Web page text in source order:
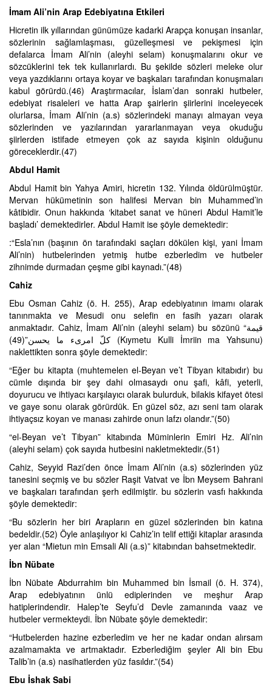
İmam Ali’nin Arap Edebiyatına Etkileri
Hicretin ilk yıllarından günümüze kadarki Arapça konuşan insanlar,
sözlerinin sağlamlaşması, güzelleşmesi ve pekişmesi için
defalarca İmam Ali’nin (aleyhi selam) konuşmalarını okur ve
sözcüklerini tek tek kullanırlardı. Bu şekilde sözleri meleke olur
veya yazdıklarını ortaya koyar ve başkaları tarafından konuşmaları
kabul görürdü.(46) Araştırmacılar, İslam’dan sonraki hutbeler,
edebiyat risaleleri ve hatta Arap şairlerin şiirlerini inceleyecek
olurlarsa, İmam Ali’nin (a.s) sözlerindeki manayı almayan veya
sözlerinden ve yazılarından yararlanmayan veya okuduğu
şiirlerden istifade etmeyen çok az sayıda kişinin olduğunu
göreceklerdir.(47)
Abdul Hamit
Abdul Hamit bin Yahya Amiri, hicretin 132. Yılında öldürülmüştür.
Mervan hükümetinin son halifesi Mervan bin Muhammed’in
kâtibidir. Onun hakkında ‘kitabet sanat ve hüneri Abdul Hamit’le
başladı’ demektedirler. Abdul Hamit ise şöyle demektedir:
:“Esla’nın (başının ön tarafındaki saçları dökülen kişi, yani İmam
Ali’nin) hutbelerinden yetmiş hutbe ezberledim ve hutbeler
zihnimde durmadan çeşme gibi kaynadı.”(48)
Cahiz
Ebu Osman Cahiz (ö. H. 255), Arap edebiyatının imamı olarak
tanınmakta ve Mesudi onu selefin en fasih yazarı olarak
anmaktadır. Cahiz, İmam Ali’nin (aleyhi selam) bu sözünü “‌قیمة
کلّ امریء ما یحسن‌”(49) (Kıymetu Kulli İmriin ma Yahsunu)
naklettikten sonra şöyle demektedir:
“Eğer bu kitapta (muhtemelen el-Beyan ve’t Tibyan kitabıdır) bu
cümle dışında bir şey dahi olmasaydı onu şafi, kâfi, yeterli,
doyurucu ve ihtiyacı karşılayıcı olarak bulurduk, bilakis kifayet ötesi
ve gaye sonu olarak görürdük. En güzel söz, azı seni tam olarak
ihtiyaçsız koyan ve manası zahirde onun lafzı olandır.”(50)
“el-Beyan ve’t Tibyan” kitabında Müminlerin Emiri Hz. Ali’nin
(aleyhi selam) çok sayıda hutbesini nakletmektedir.(51)
Cahiz, Seyyid Razi’den önce İmam Ali’nin (a.s) sözlerinden yüz
tanesini seçmiş ve bu sözler Raşit Vatvat ve İbn Meysem Bahrani
ve başkaları tarafından şerh edilmiştir. bu sözlerin vasfı hakkında
şöyle demektedir:
“Bu sözlerin her biri Arapların en güzel sözlerinden bin katına
bedeldir.(52) Öyle anlaşılıyor ki Cahiz’in telif ettiği kitaplar arasında
yer alan “Mietun min Emsali Ali (a.s)” kitabından bahsetmektedir.
İbn Nübate
İbn Nübate Abdurrahim bin Muhammed bin İsmail (ö. H. 374),
Arap edebiyatının ünlü ediplerinden ve meşhur Arap
hatiplerindendir. Halep’te Seyfu’d Devle zamanında vaaz ve
hutbeler vermekteydi. İbn Nübate şöyle demektedir:
“Hutbelerden hazine ezberledim ve her ne kadar ondan alırsam
azalmamakta ve artmaktadır. Ezberlediğim şeyler Ali bin Ebu
Talib’in (a.s) nasihatlerden yüz fasıldır.”(54)
Ebu İshak Sabi